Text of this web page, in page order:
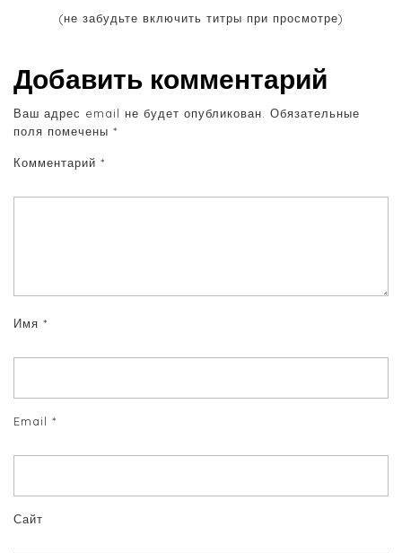
(не забудьте включить титры при просмотре)
Добавить комментарий
Ваш адрес email не будет опубликован.
Обязательные
поля помечены *
Комментарий *
Имя *
Email *
Сайт